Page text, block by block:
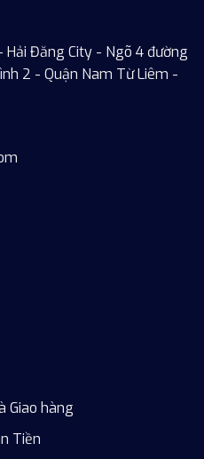
Hải Đăng City - Ngõ 4 đường
2 - Quận Nam Từ Liêm -
Giao hàng
Tiền